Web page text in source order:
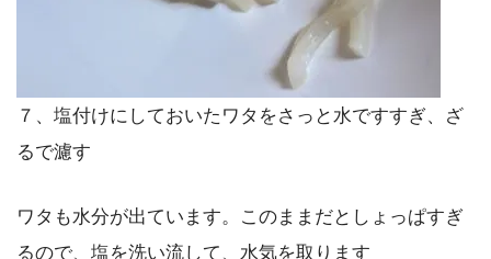
７、塩付けにしておいたワタをさっと水ですすぎ、ざ
るで濾す
ワタも水分が出ています。このままだとしょっぱすぎ
るので、塩を洗い流して、水気を取ります